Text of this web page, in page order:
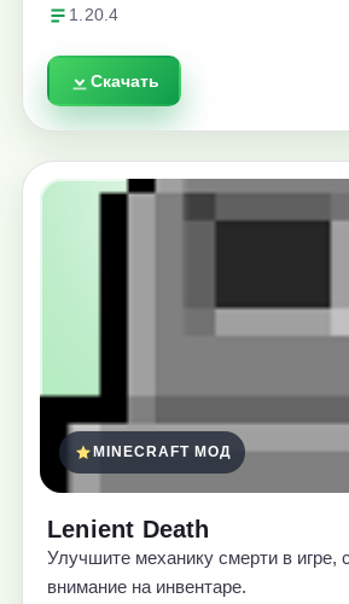
1.20.4
Скачать
MINECRAFT МОД
Lenient Death
Улучшите механику смерти в игре,
внимание на инвентаре.